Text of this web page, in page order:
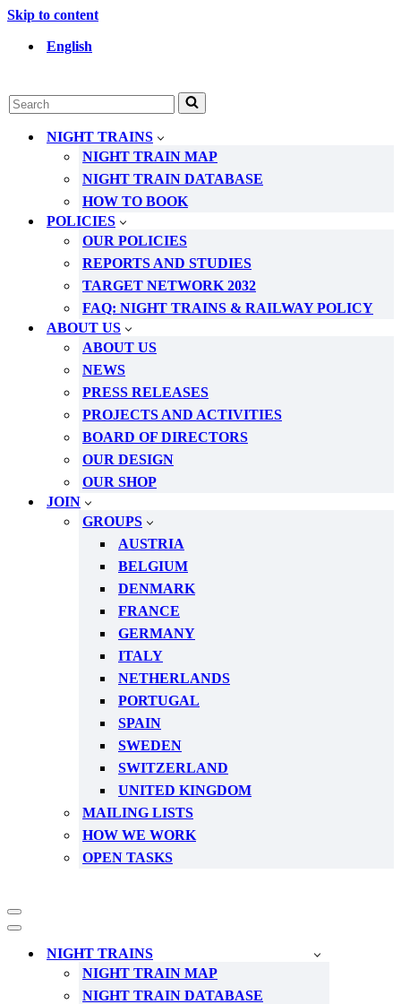
Skip to content
English
Search
for...
NIGHT TRAINS
NIGHT TRAIN MAP
NIGHT TRAIN DATABASE
HOW TO BOOK
POLICIES
OUR POLICIES
REPORTS AND STUDIES
TARGET NETWORK 2032
FAQ: NIGHT TRAINS & RAILWAY POLICY
ABOUT US
ABOUT US
NEWS
PRESS RELEASES
PROJECTS AND ACTIVITIES
BOARD OF DIRECTORS
OUR DESIGN
OUR SHOP
JOIN
GROUPS
AUSTRIA
BELGIUM
DENMARK
FRANCE
GERMANY
ITALY
NETHERLANDS
PORTUGAL
SPAIN
SWEDEN
SWITZERLAND
UNITED KINGDOM
MAILING LISTS
HOW WE WORK
OPEN TASKS
Navigation
Menu
Navigation
NIGHT TRAINS
NIGHT TRAIN MAP
NIGHT TRAIN DATABASE